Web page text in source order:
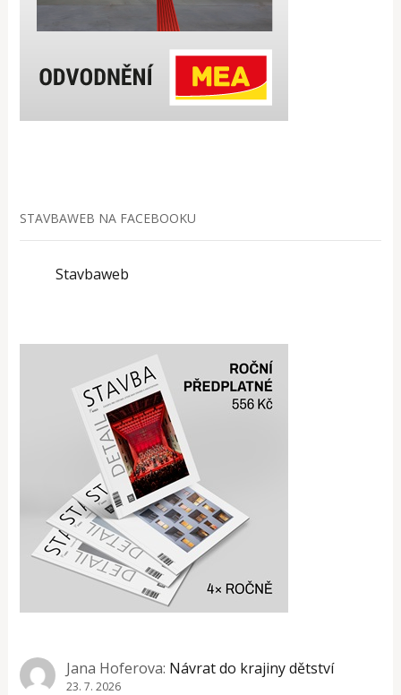
STAVBAWEB NA FACEBOOKU
Stavbaweb
Jana Hoferova: Návrat do krajiny dětství
23. 7. 2026